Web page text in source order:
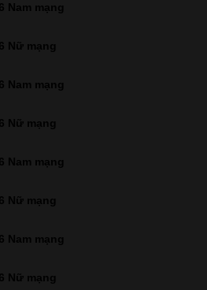
Nam mạng
Nữ mạng
Nam mạng
Nữ mạng
Nam mạng
Nữ mạng
Nam mạng
Nữ mạng